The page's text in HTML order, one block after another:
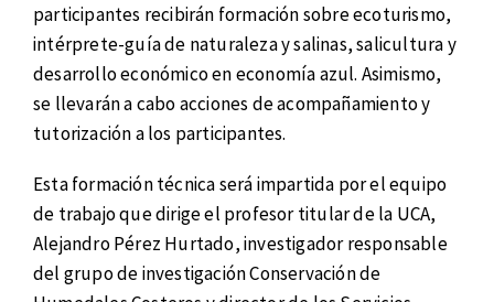
participantes recibirán formación sobre ecoturismo,
intérprete-guía de naturaleza y salinas, salicultura y
desarrollo económico en economía azul. Asimismo,
se llevarán a cabo acciones de acompañamiento y
tutorización a los participantes.
Esta formación técnica será impartida por el equipo
de trabajo que dirige el profesor titular de la UCA,
Alejandro Pérez Hurtado, investigador responsable
del grupo de investigación Conservación de